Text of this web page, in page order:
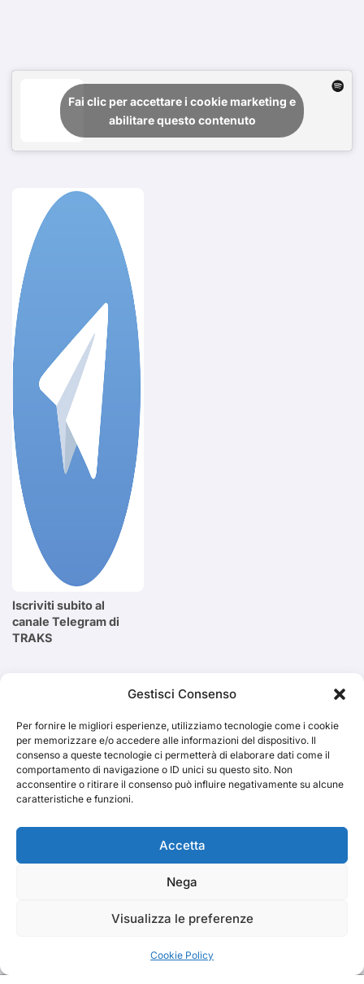
Gestisci Consenso
Per fornire le migliori esperienze, utilizziamo tecnologie come i cookie
per memorizzare e/o accedere alle informazioni del dispositivo. Il
consenso a queste tecnologie ci permetterà di elaborare dati come il
comportamento di navigazione o ID unici su questo sito. Non
acconsentire o ritirare il consenso può influire negativamente su alcune
caratteristiche e funzioni.
Accetta
Nega
Visualizza le preferenze
Cookie Policy
Fai clic per accettare i cookie marketing e
abilitare questo contenuto
Iscriviti subito al
canale Telegram di
TRAKS
Cerca
TRAKS
Dal 2014 musica indipendente ed emergente